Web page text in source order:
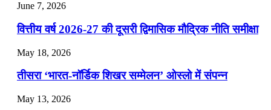
July 22, 2026
📝 डेली करेंट अफेयर्स: 19-21 जुलाई 2026
July 19, 2026
📝 डेली करेंट अफेयर्स: 16-18 जुलाई 2026
July 16, 2026
June 7, 2026
वित्तीय वर्ष 2026-27 की दूसरी द्विमासिक मौद्रिक नीति समीक्षा
May 18, 2026
तीसरा ‘भारत-नॉर्डिक शिखर सम्मेलन’ ओस्लो में संपन्न
May 13, 2026